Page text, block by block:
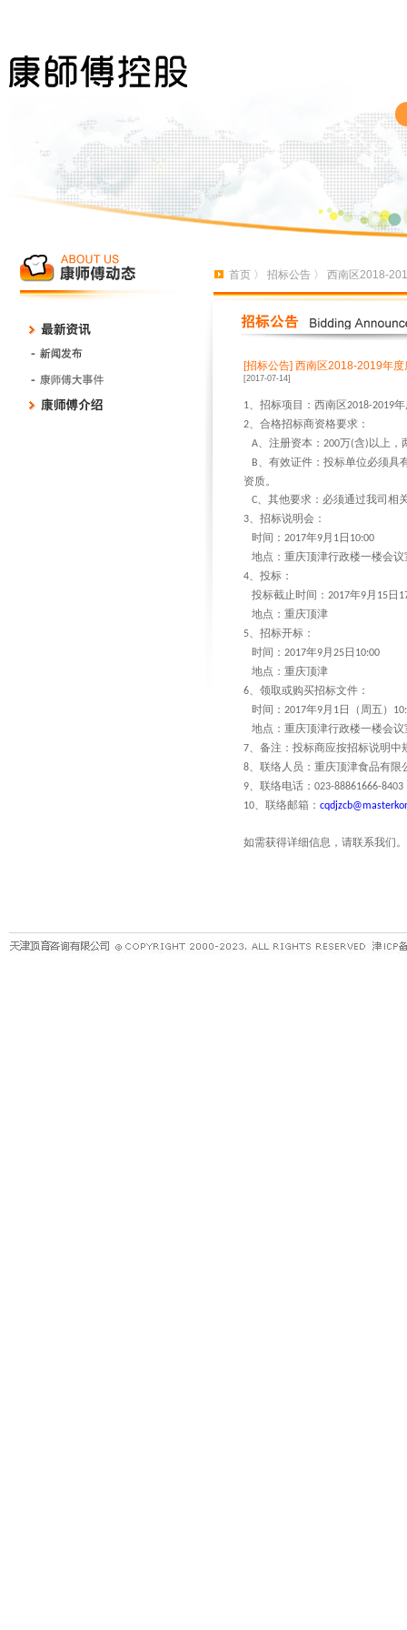
首页 〉 招标公告 〉 西南区2018-
[招标公告] 西南区2018-2019年
[2017-07-14]
1、招标项目：西南区2018-2019
2、合格招标商资格要求：
A、注册资本： 200万(含) 以上，
B、有效证件：投标单位必须具
资质。
C、其他要求：必须通过我司相
3、招标说明会：
时间： 2017年9月 1日 10:00
地点：重庆顶津行政楼一楼会议
4、投标：
投标截止时间： 2017年9月 15日
地点：重庆顶津
5、招标开标：
时间： 2017年9月 25日 10:00
地点：重庆顶津
6、领取或购买招标文件：
时间： 2017年9月 1日（周五）
地点：重庆顶津行政楼一楼会议
7、备注：投标商应按招标说明
8、联络人员：重庆顶津食品有限
9、联络电话： 023-88861666-8403
10、联络邮箱：
如需获得详细信息，请联系我们。